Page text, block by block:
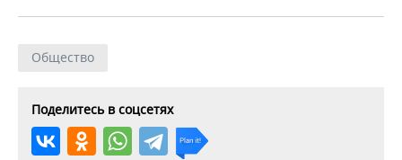
Общество
Поделитесь в соцсетях